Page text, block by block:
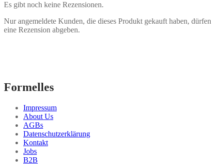
Es gibt noch keine Rezensionen.
Nur angemeldete Kunden, die dieses Produkt gekauft haben, dürfen
eine Rezension abgeben.
Formelles
Impressum
About Us
AGBs
Datenschutzerklärung
Kontakt
Jobs
B2B